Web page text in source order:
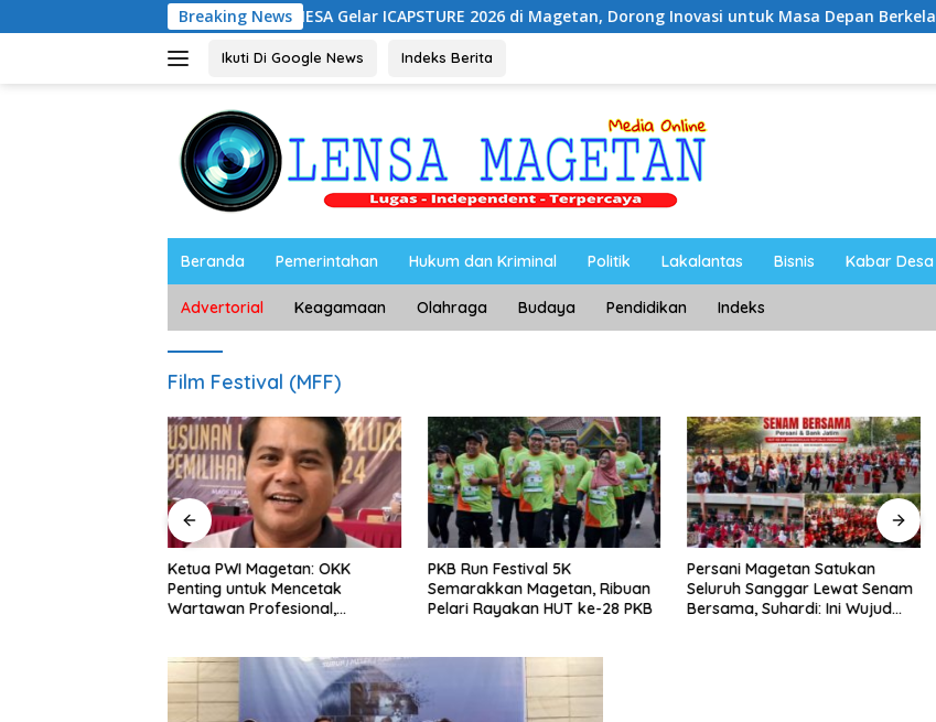
ke
Breaking News
UNESA Gelar ICAPSTURE 2026 di Magetan, Dorong Inovasi untuk Masa Depan Berkelanjutan
Ikuti Di Google News Indeks Berita
Beranda Pemerintahan Hukum dan Kriminal Politik Lakalantas Bisnis Kabar Desa
Advertorial Keagamaan Olahraga Budaya Pendidikan Indeks
Film Festival (MFF)
Ketua PWI Magetan: OKK
Penting untuk Mencetak
Wartawan Profesional,
PKB Run Festival 5K
Semarakkan Magetan, Ribuan
Pelari Rayakan HUT ke-28 PKB
Persani Magetan Satukan
Seluruh Sanggar Lewat Senam
Bersama, Suhardi: Ini Wujud